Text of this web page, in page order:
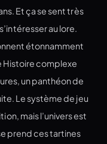
Et ça se sent très
au lore.
étonnamment
Histoire complexe
un panthéon de
Le système de jeu
mais l’univers est
prend ces tartines